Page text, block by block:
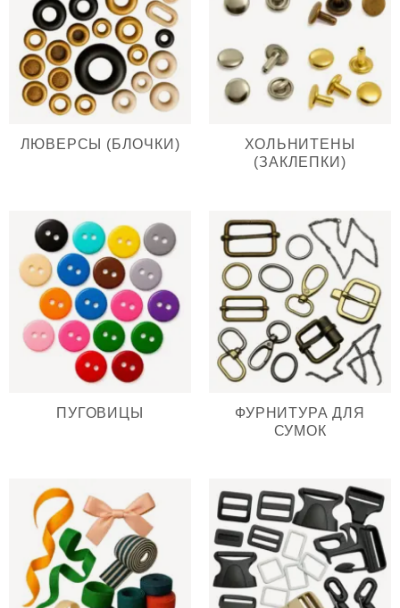
ЛЮВЕРСЫ (БЛОЧКИ)
ХОЛЬНИТЕНЫ
(ЗАКЛЕПКИ)
ПУГОВИЦЫ
ФУРНИТУРА ДЛЯ
СУМОК